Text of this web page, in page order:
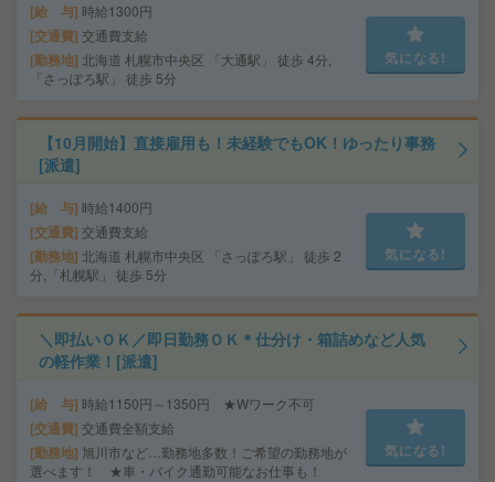
給 与 時給1300円
交通費 交通費支給
勤務地 北海道 札幌市中央区 「大通駅」 徒歩 4分,
「さっぽろ駅」 徒歩 5分
気になる!
【10月開始】直接雇用も！未経験でもOK！ゆったり事務
[派遣]
給 与 時給1400円
交通費 交通費支給
勤務地 北海道 札幌市中央区 「さっぽろ駅」 徒歩 2
分,「札幌駅」 徒歩 5分
気になる!
＼即払いＯＫ／即日勤務ＯＫ＊仕分け・箱詰めなど人気
の軽作業！[派遣]
給 与 時給1150円～1350円 ★Wワーク不可
交通費 交通費全額支給
勤務地 旭川市など…勤務地多数！ご希望の勤務地が
選べます！ ★車・バイク通勤可能なお仕事も！
気になる!